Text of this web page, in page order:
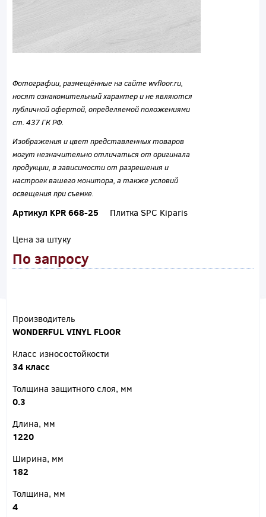
Фотографии, размещённые на сайте wvfloor.ru,
носят ознакомительный характер и не являются
публичной офертой, определяемой положениями
ст. 437 ГК РФ.
Изображения и цвет представленных товаров
могут незначительно отличаться от оригинала
продукции, в зависимости от разрешения и
настроек вашего монитора, а также условий
освещения при съемке.
Артикул KPR 668-25 Плитка SPC Kiparis
Цена за штуку
По запросу
Производитель
WONDERFUL VINYL FLOOR
Класс износостойкости
34 класс
Толщина защитного слоя, мм
0.3
Длина, мм
1220
Ширина, мм
182
Толщина, мм
4